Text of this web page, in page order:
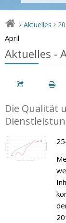
> Aktuelles >
April
Aktuelles -
Die Qualität